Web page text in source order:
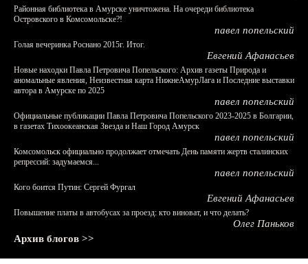
Районная библиотека в Амурске уничтожена. На очереди библиотека
Островского в Комсомольске?!
павел попельский
Голая вечеринка Роснано 2015г. Итог.
Евгений Афанасьев
Новые находки Павла Петровича Попельского: Архив газеты Природа и
аномальные явления, Неизвестная карта НижнеАмурЛага и Последние выставки
автора в Амурске по 2025
павел попельский
Официальные публикации Павла Петровича Попельского 2023-2025 в Болгарии,
в газетах Тихоокеанская Звезда и Наш Город Амурск
павел попельский
Комсомольск официально продолжает отмечать День памяти жертв сталинских
репрессий: задумаемся...
павел попельский
Кого боится Путин: Сергей Фургал
Евгений Афанасьев
Повышение платы в автобусах за проезд: кто виноват, и что делать?
Олег Паньков
Архив блогов >>